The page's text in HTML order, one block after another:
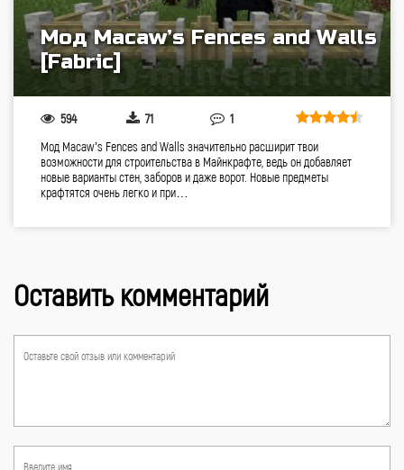
Мод Macaw’s Fences and Walls
[Fabric]
594 71 1
Мод Macaw’s Fences and Walls значительно расширит твои
возможности для строительства в Майнкрафте, ведь он добавляет
новые варианты стен, заборов и даже ворот. Новые предметы
крафтятся очень легко и при…
Оставить комментарий